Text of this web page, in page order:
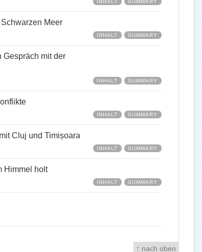
INHALT SUMMARY
Meer
INHALT SUMMARY
Gespräch mit der
INHALT SUMMARY
INHALT SUMMARY
Cluj und Timișoara
INHALT SUMMARY
Himmel holt
INHALT SUMMARY
↑ nach oben